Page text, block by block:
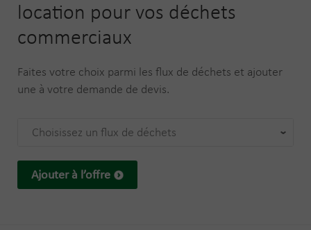
location pour vos déchets
commerciaux
Faites votre choix parmi les flux de déchets et ajouter
une à votre demande de devis.
Choisissez un flux de déchets
Ajouter à l’offre